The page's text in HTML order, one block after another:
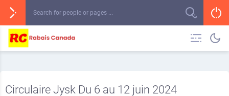
Circulaire Jysk Du 6 au 12 juin 2024